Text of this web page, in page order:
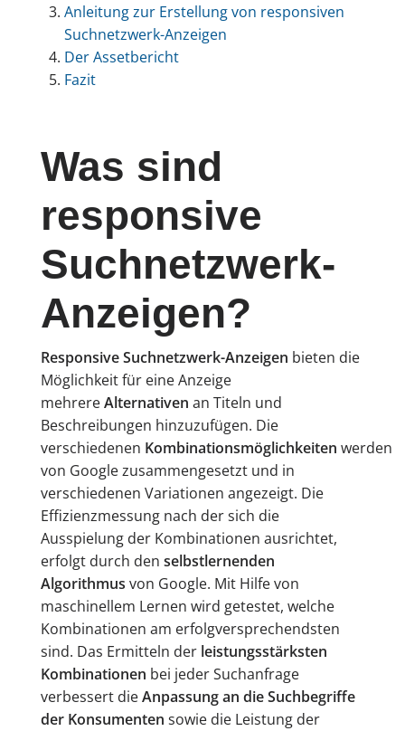
Anleitung zur Erstellung von responsiven
Suchnetzwerk-Anzeigen
Der Assetbericht
Fazit
Was sind
responsive
Suchnetzwerk-
Anzeigen?
Responsive Suchnetzwerk-Anzeigen bieten die
Möglichkeit für eine Anzeige
mehrereAlternativen an Titeln und
Beschreibungen hinzuzufügen. Die
verschiedenen Kombinationsmöglichkeiten werden
von Google zusammengesetzt und in
verschiedenen Variationen angezeigt. Die
Effizienzmessung nach der sich die
Ausspielung der Kombinationen ausrichtet,
erfolgt durch den selbstlernenden
Algorithmus von Google. Mit Hilfe von
maschinellem Lernen wird getestet, welche
Kombinationen am erfolgversprechendsten
sind. Das Ermitteln der leistungsstärksten
Kombinationen bei jeder Suchanfrage
verbessert dieAnpassung an die Suchbegriffe
der Konsumenten sowie die Leistung der